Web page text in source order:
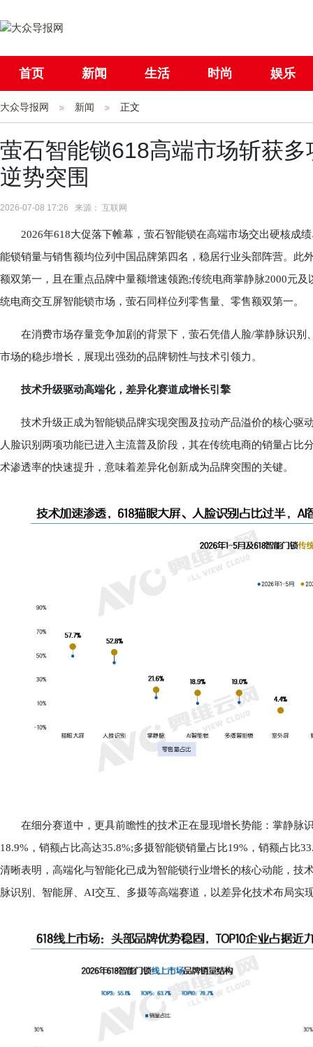
首页 新闻 生活 时尚 娱乐
社会 国际
大众导报网 新闻 正文
萤石智能锁618高端市场斩获
逆势突围
2026-07-08 17:26 来源： 互联网
2026年618大促落下帷幕，萤石智能锁在高端市场交出硬核成
能锁销量与销售额均位列中国品牌第四名，稳居行业头部阵营。此
额双第一，且在重点品牌中量额增速领跑;传统电商掌静脉2000元
统电商交互屏智能锁市场，萤石同样位列零售量、零售额双第一。
在消费市场存量竞争加剧的背景下，萤石凭借人脸/掌静脉识别
市场的稳步增长，展现出强劲的品牌韧性与技术引领力。
技术升级驱动高端化，差异化赛道成增长引擎
技术升级正成为智能锁品牌实现突围及拉动产品溢价的核心驱
人脸识别两项功能已进入主流普及阶段，其在传统电商的销量占比
术渗透率的快速提升，意味着差异化创新成为品牌突围的关键。
在细分赛道中，更具前瞻性的技术正在显现增长势能：掌静脉
18.9%，销额占比高达35.8%;多摄智能锁销量占比19%，销额占比
清晰表明，高端化与智能化已成为智能锁行业增长的核心动能，技
脉识别、智能屏、AI交互、多摄等高端赛道，以差异化技术布局实